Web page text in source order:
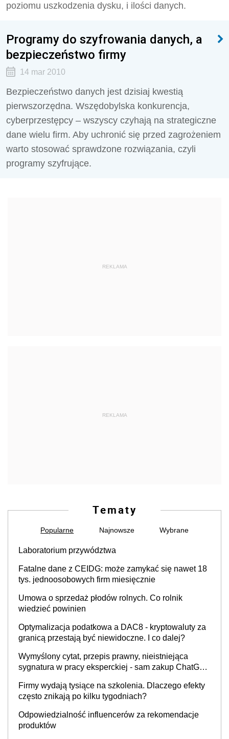
poziomu uszkodzenia dysku, i ilości danych.
Programy do szyfrowania danych, a
bezpieczeństwo firmy
14 mar 2010
Bezpieczeństwo danych jest dzisiaj kwestią
pierwszorzędna. Wszędobylska konkurencja,
cyberprzestępcy – wszyscy czyhają na strategiczne
dane wielu firm. Aby uchronić się przed zagrożeniem
warto stosować sprawdzone rozwiązania, czyli
programy szyfrujące.
REKLAMA
REKLAMA
Tematy
Popularne Najnowsze Wybrane
Laboratorium przywództwa
Fatalne dane z CEIDG: może zamykać się nawet 18
tys. jednoosobowych firm miesięcznie
Umowa o sprzedaż płodów rolnych. Co rolnik
wiedzieć powinien
Optymalizacja podatkowa a DAC8 - kryptowaluty za
granicą przestają być niewidoczne. I co dalej?
Wymyślony cytat, przepis prawny, nieistniejąca
sygnatura w pracy eksperckiej - sam zakup ChatGPT
Firmy wydają tysiące na szkolenia. Dlaczego efekty
często znikają po kilku tygodniach?
Odpowiedzialność influencerów za rekomendacje
produktów